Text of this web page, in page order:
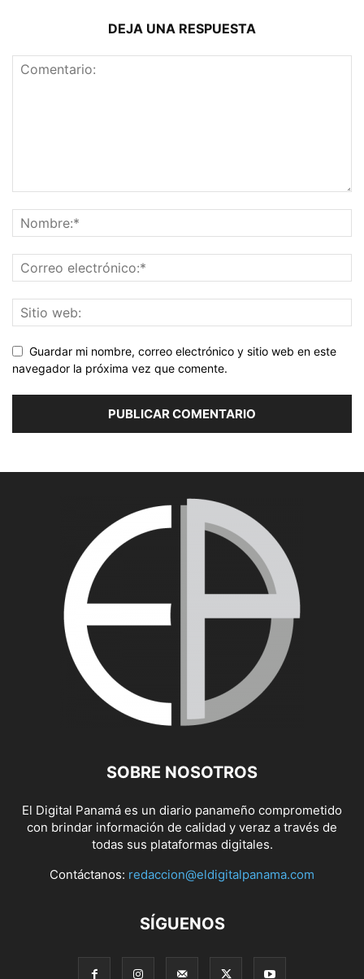
DEJA UNA RESPUESTA
Guardar mi nombre, correo electrónico y sitio web en este
navegador la próxima vez que comente.
SOBRE NOSOTROS
El Digital Panamá es un diario panameño comprometido
con brindar información de calidad y veraz a través de
todas sus plataformas digitales.
Contáctanos: redaccion@eldigitalpanama.com
SÍGUENOS